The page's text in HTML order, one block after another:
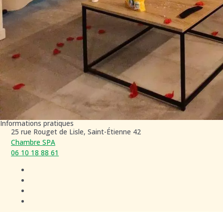
Informations pratiques
25 rue Rouget de Lisle, Saint-Étienne 42
Chambre SPA
06 10 18 88 61